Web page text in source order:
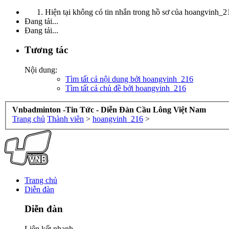
Hiện tại không có tin nhắn trong hồ sơ của
Đang tải...
Đang tải...
Tương tác
Nội dung:
Tìm tất cả nội dung bởi hoangvinh_216
Tìm tất cả chủ đề bởi hoangvinh_216
Vnbadminton -Tin Tức - Diễn Đàn Cầu Lông Việt Nam
Trang chủ Thành viên > hoangvinh_216 >
Trang chủ
Diễn đàn
Diễn đàn